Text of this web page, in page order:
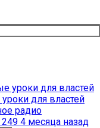
для властей
радио
249 4 месяца назад